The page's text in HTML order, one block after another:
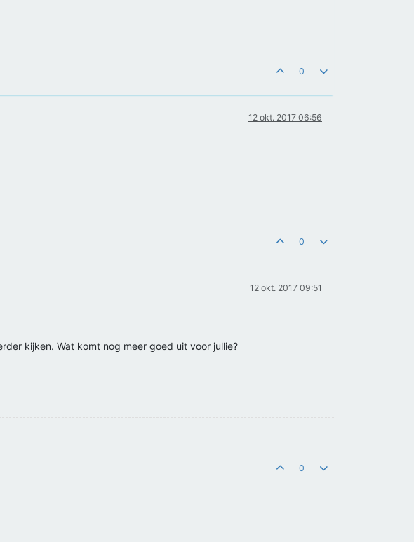
0
12 okt. 2017 06:56
0
12 okt. 2017 09:51
kijken. Wat komt nog meer goed uit voor jullie?
0